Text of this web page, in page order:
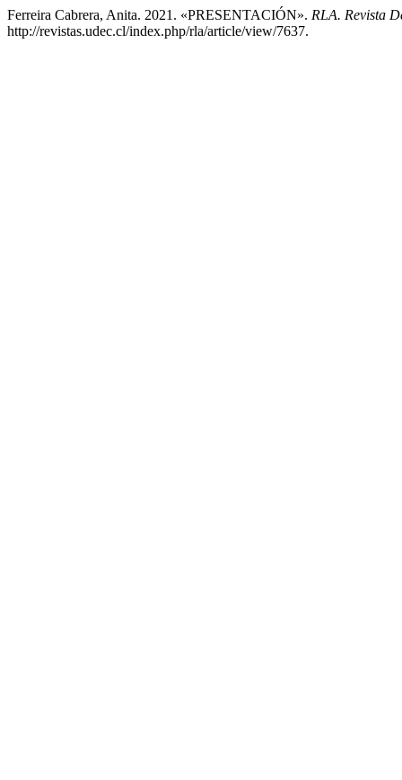
Ferreira Cabrera, Anita. 2021. «PRESENTACIÓN». RLA. Revista
http://revistas.udec.cl/index.php/rla/article/view/7637.